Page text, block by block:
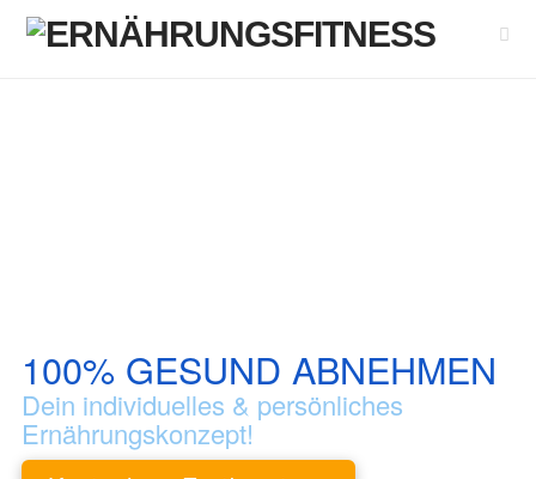
100% GESUND ABNEHMEN
Dein individuelles & persönliches
Ernährungskonzept!